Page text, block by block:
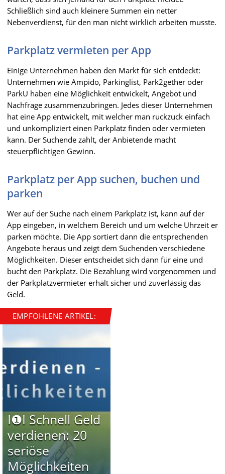
Schließlich sind auch kleinere Summen ein netter
Nebenverdienst, für den man nicht wirklich arbeiten musste.
Parkplatz vermieten per App
Einige Unternehmen haben den Markt für sich entdeckt:
Unternehmen wie Ampido, Parkinglist, Park2gether oder
ParkU haben eine Möglichkeit entwickelt, Angebot und
Nachfrage zusammenzubringen. Jedes dieser Unternehmen
hat eine App entwickelt, mit welcher man ruckzuck einfach
und unkompliziert einen Parkplatz finden oder vermieten
kann. Der Suchende zahlt, der Anbietende macht
steuerpflichtigen Gewinn.
Parkplatz per App suchen, buchen und
parken
Wer auf der Suche nach einem Parkplatz ist, kann auf der
App eingeben, in welchem Bereich und um welche Uhrzeit er
parken möchte. Die App sortiert dann die entsprechenden
Angebote heraus und zeigt dem Suchenden verschiedene
Möglichkeiten. Dieser entscheidet sich dann für eine und
bucht den Parkplatz. Die Bezahlung wird vorgenommen und
der Parkplatzvermieter erhält sicher und zuverlässig das
Geld.
EMPFOHLENE ARTIKEL:
I❶I Schnell Geld
verdienen: 20
seriöse
Möglichkeiten